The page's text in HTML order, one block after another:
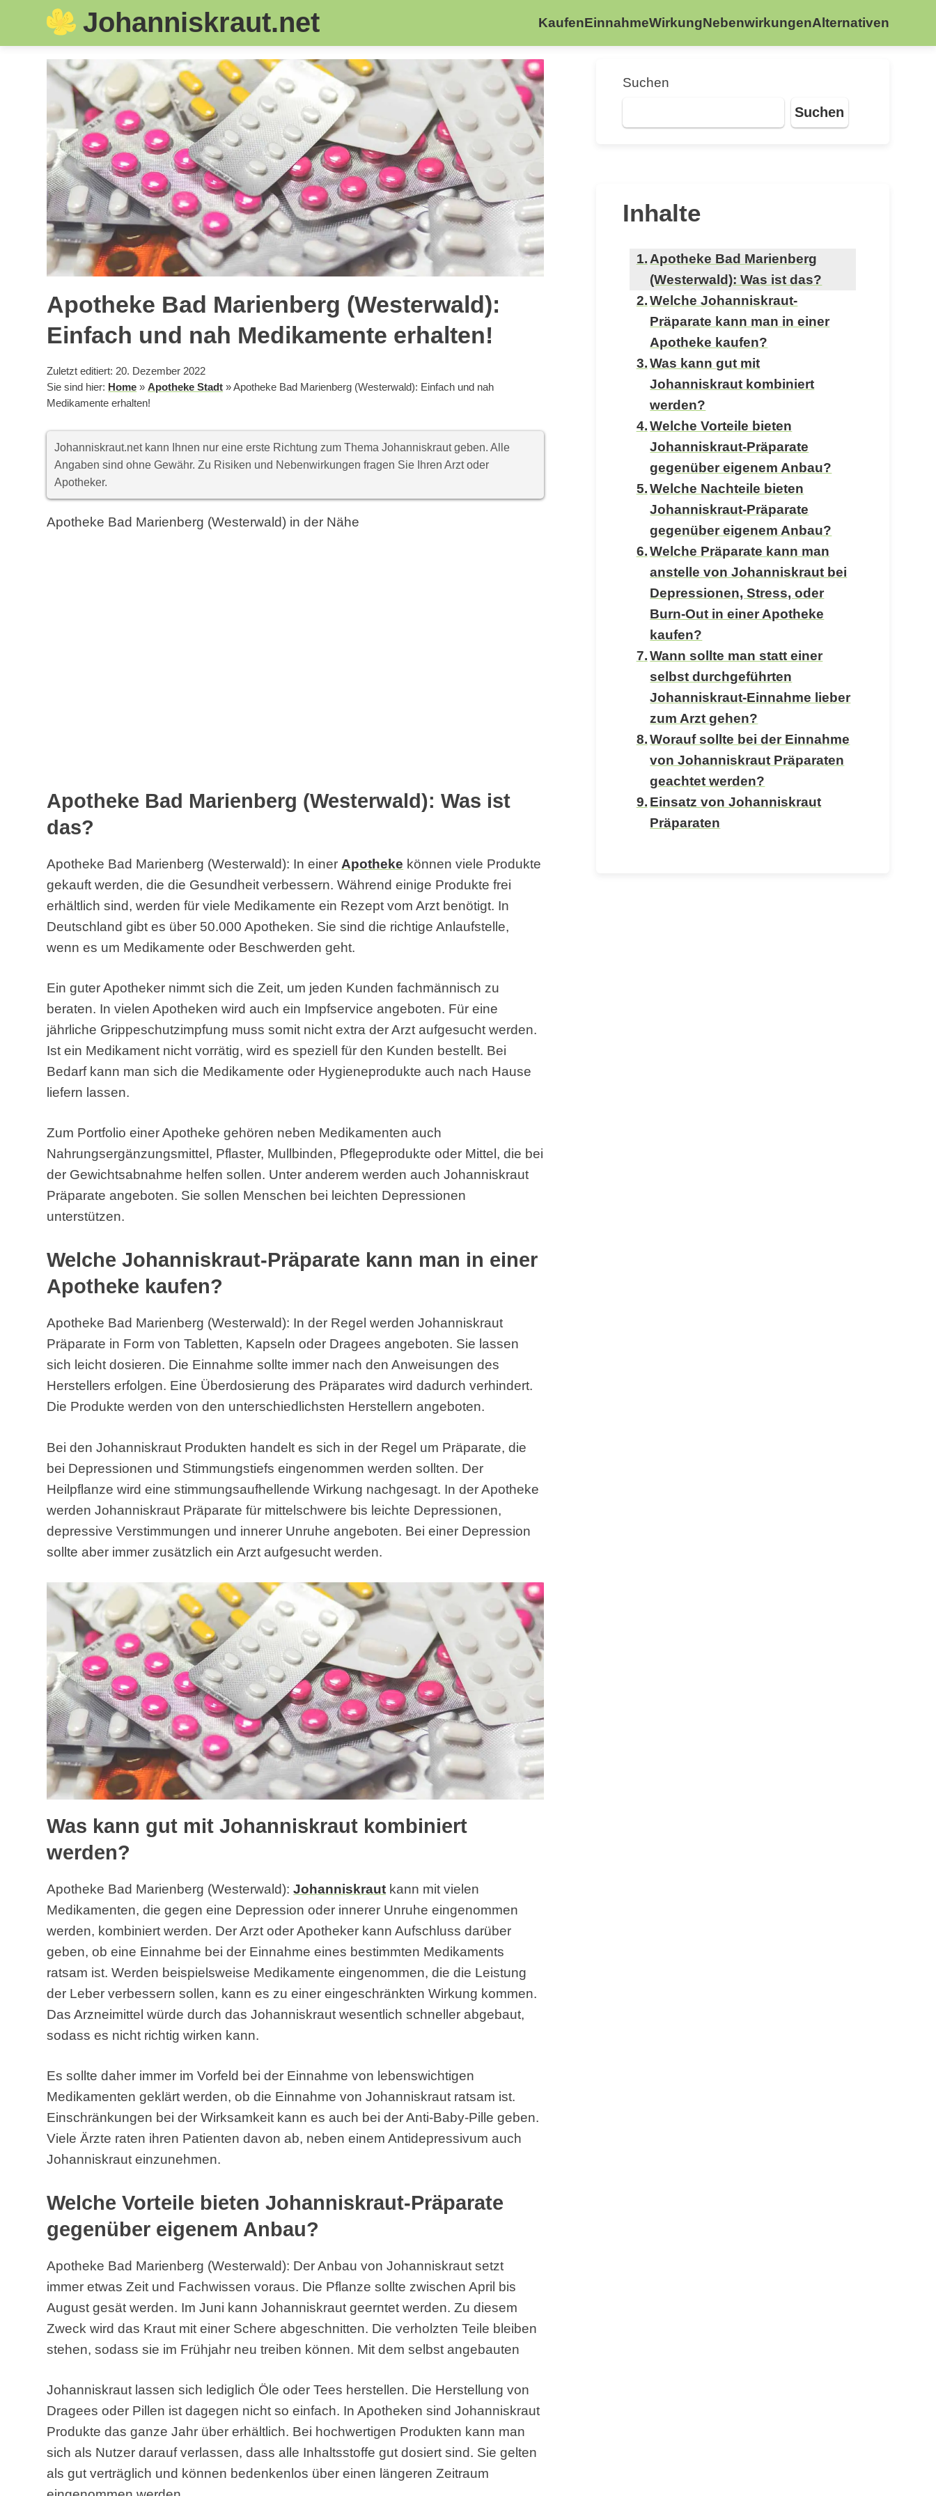
content
Johanniskraut.net KaufenEinnahmeWirkungNebenwirkungenAlternativen
Apotheke Bad Marienberg (Westerwald):
Einfach und nah Medikamente erhalten!
Zuletzt editiert: 20. Dezember 2022
Sie sind hier: Home »Apotheke Stadt »Apotheke Bad Marienberg (Westerwald): Einfach und nah
Medikamente erhalten!
Johanniskraut.net kann Ihnen nur eine erste Richtung zum Thema Johanniskraut geben. Alle
Angaben sind ohne Gewähr. Zu Risiken und Nebenwirkungen fragen Sie Ihren Arzt oder
Apotheker.
Apotheke Bad Marienberg (Westerwald) in der Nähe
Apotheke Bad Marienberg (Westerwald): Was ist
das?
Apotheke Bad Marienberg (Westerwald): In einer Apotheke können viele Produkte
gekauft werden, die die Gesundheit verbessern. Während einige Produkte frei
erhältlich sind, werden für viele Medikamente ein Rezept vom Arzt benötigt. In
Deutschland gibt es über 50.000 Apotheken. Sie sind die richtige Anlaufstelle,
wenn es um Medikamente oder Beschwerden geht.
Ein guter Apotheker nimmt sich die Zeit, um jeden Kunden fachmännisch zu
beraten. In vielen Apotheken wird auch ein Impfservice angeboten. Für eine
jährliche Grippeschutzimpfung muss somit nicht extra der Arzt aufgesucht werden.
Ist ein Medikament nicht vorrätig, wird es speziell für den Kunden bestellt. Bei
Bedarf kann man sich die Medikamente oder Hygieneprodukte auch nach Hause
liefern lassen.
Zum Portfolio einer Apotheke gehören neben Medikamenten auch
Nahrungsergänzungsmittel, Pflaster, Mullbinden, Pflegeprodukte oder Mittel, die bei
der Gewichtsabnahme helfen sollen. Unter anderem werden auch Johanniskraut
Präparate angeboten. Sie sollen Menschen bei leichten Depressionen
unterstützen.
Welche Johanniskraut-Präparate kann man in einer
Apotheke kaufen?
Apotheke Bad Marienberg (Westerwald): In der Regel werden Johanniskraut
Präparate in Form von Tabletten, Kapseln oder Dragees angeboten. Sie lassen
sich leicht dosieren. Die Einnahme sollte immer nach den Anweisungen des
Herstellers erfolgen. Eine Überdosierung des Präparates wird dadurch verhindert.
Die Produkte werden von den unterschiedlichsten Herstellern angeboten.
Bei den Johanniskraut Produkten handelt es sich in der Regel um Präparate, die
bei Depressionen und Stimmungstiefs eingenommen werden sollten. Der
Heilpflanze wird eine stimmungsaufhellende Wirkung nachgesagt. In der Apotheke
werden Johanniskraut Präparate für mittelschwere bis leichte Depressionen,
depressive Verstimmungen und innerer Unruhe angeboten. Bei einer Depression
sollte aber immer zusätzlich ein Arzt aufgesucht werden.
Was kann gut mit Johanniskraut kombiniert
werden?
Apotheke Bad Marienberg (Westerwald):Johanniskraut kann mit vielen
Medikamenten, die gegen eine Depression oder innerer Unruhe eingenommen
werden, kombiniert werden. Der Arzt oder Apotheker kann Aufschluss darüber
geben, ob eine Einnahme bei der Einnahme eines bestimmten Medikaments
ratsam ist. Werden beispielsweise Medikamente eingenommen, die die Leistung
der Leber verbessern sollen, kann es zu einer eingeschränkten Wirkung kommen.
Das Arzneimittel würde durch das Johanniskraut wesentlich schneller abgebaut,
sodass es nicht richtig wirken kann.
Es sollte daher immer im Vorfeld bei der Einnahme von lebenswichtigen
Medikamenten geklärt werden, ob die Einnahme von Johanniskraut ratsam ist.
Einschränkungen bei der Wirksamkeit kann es auch bei der Anti-Baby-Pille geben.
Viele Ärzte raten ihren Patienten davon ab, neben einem Antidepressivum auch
Johanniskraut einzunehmen.
Welche Vorteile bieten Johanniskraut-Präparate
gegenüber eigenem Anbau?
Apotheke Bad Marienberg (Westerwald): Der Anbau von Johanniskraut setzt
immer etwas Zeit und Fachwissen voraus. Die Pflanze sollte zwischen April bis
August gesät werden. Im Juni kann Johanniskraut geerntet werden. Zu diesem
Zweck wird das Kraut mit einer Schere abgeschnitten. Die verholzten Teile bleiben
stehen, sodass sie im Frühjahr neu treiben können. Mit dem selbst angebauten
Johanniskraut lassen sich lediglich Öle oder Tees herstellen. Die Herstellung von
Dragees oder Pillen ist dagegen nicht so einfach. In Apotheken sind Johanniskraut
Produkte das ganze Jahr über erhältlich. Bei hochwertigen Produkten kann man
sich als Nutzer darauf verlassen, dass alle Inhaltsstoffe gut dosiert sind. Sie gelten
als gut verträglich und können bedenkenlos über einen längeren Zeitraum
Suchen
Suchen
Inhalte
Apotheke Bad Marienberg
(Westerwald): Was ist das?
Welche Johanniskraut-
Präparate kann man in einer
Apotheke kaufen?
Was kann gut mit
Johanniskraut kombiniert
werden?
Welche Vorteile bieten
Johanniskraut-Präparate
gegenüber eigenem Anbau?
Welche Nachteile bieten
Johanniskraut-Präparate
gegenüber eigenem Anbau?
Welche Präparate kann man
anstelle von Johanniskraut bei
Depressionen, Stress, oder
Burn-Out in einer Apotheke
kaufen?
Wann sollte man statt einer
selbst durchgeführten
Johanniskraut-Einnahme lieber
zum Arzt gehen?
Worauf sollte bei der Einnahme
von Johanniskraut Präparaten
geachtet werden?
Einsatz von Johanniskraut
Präparaten